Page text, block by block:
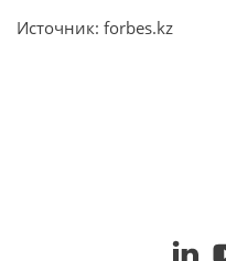
Источник: forbes.kz